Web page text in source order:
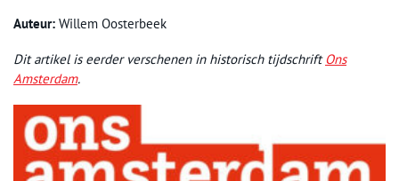
Auteur: Willem Oosterbeek
Dit artikel is eerder verschenen in historisch tijdschriftOns
Amsterdam.